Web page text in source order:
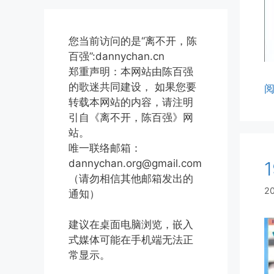
您当前访问的是“离不开，陈
百强”:dannychan.cn
郑重声明：本网站由陈百强
的歌迷共同建设， 如果您要
转载本网站的内容，请注明
引自《离不开，陈百强》网
站。
唯一联络邮箱：
dannychan.org@gmail.com
（请勿相信其他邮箱发出的
通知）
建议在桌面电脑浏览，嵌入
式媒体可能在手机端无法正
常显示。